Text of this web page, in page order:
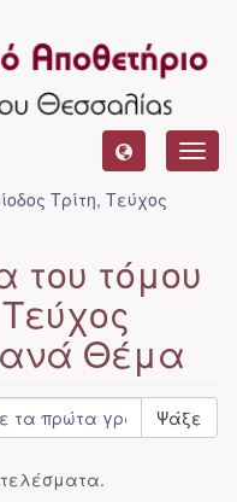
Τρίτη, Τεύχος
του τόμου
ανά Θέμα
Ψάξε